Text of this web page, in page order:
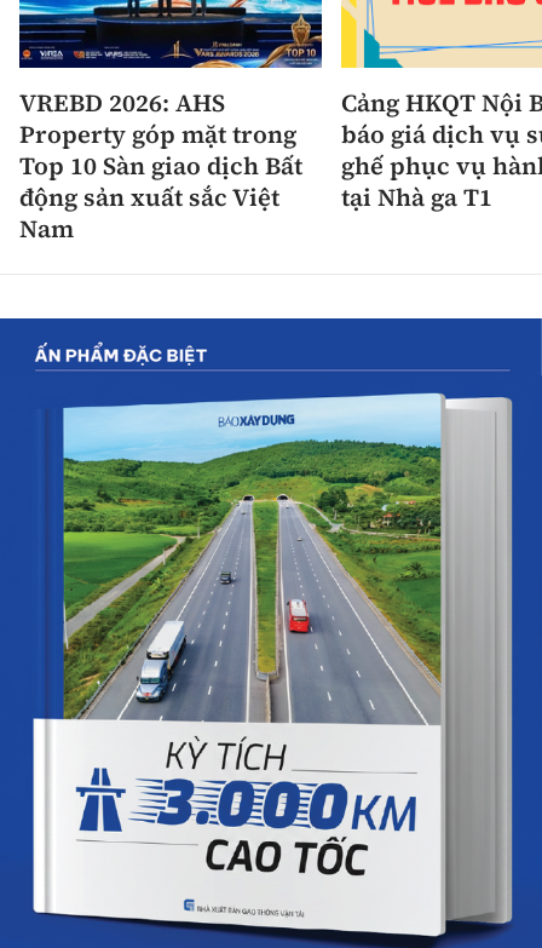
VREBD 2026: AHS
Property góp mặt trong
Top 10 Sàn giao dịch Bất
động sản xuất sắc Việt
Nam
Cảng HKQT Nội
báo giá dịch vụ
ghế phục vụ
tại Nhà ga T1